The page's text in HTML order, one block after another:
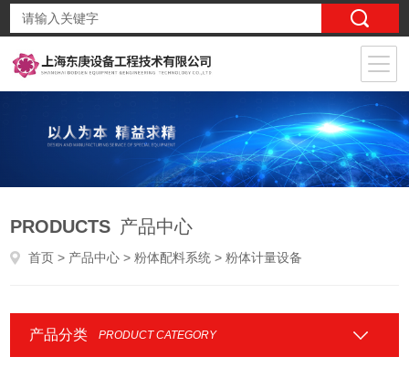
PRODUCTS 产品中心
首页 > 产品中心 >粉体配料系统 > 粉体计量设备
产品分类 PRODUCT CATEGORY